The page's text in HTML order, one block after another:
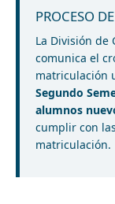
PROCESO
La División de
comunica el
matriculación
Segundo
alumnos
cumplir con
matriculación.